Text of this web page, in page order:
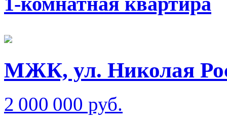
МЖК, ул. Николая
2 000 000 руб.